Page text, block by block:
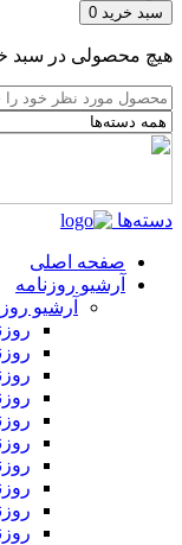
سبد خرید 0
هیچ محصولی در سبد
دسته‌ها
صفحه اصلی
آرشیو روزنامه
آرشیو